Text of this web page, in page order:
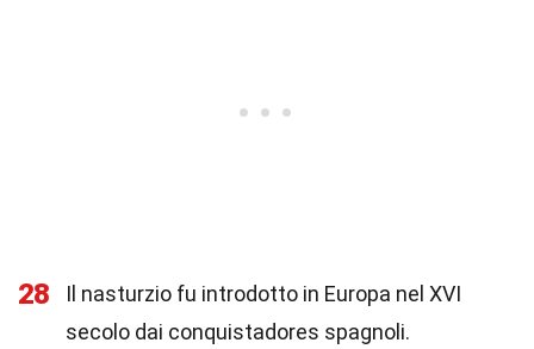
28
Il nasturzio fu introdotto in Europa nel XVI
secolo dai conquistadores spagnoli.